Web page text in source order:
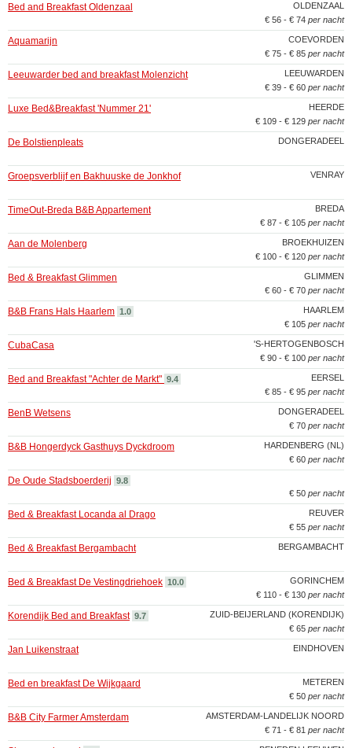
OLDENZAAL
Bed and Breakfast Oldenzaal
€ 56 - € 74 per nacht
COEVORDEN
Aquamarijn
€ 75 - € 85 per nacht
LEEUWARDEN
Leeuwarder bed and breakfast Molenzicht
€ 39 - € 60 per nacht
HEERDE
Luxe Bed&Breakfast 'Nummer 21'
€ 109 - € 129 per nacht
DONGERADEEL
De Bolstienpleats
VENRAY
Groepsverblijf en Bakhuuske de Jonkhof
BREDA
TimeOut-Breda B&B Appartement
€ 87 - € 105 per nacht
BROEKHUIZEN
Aan de Molenberg
€ 100 - € 120 per nacht
GLIMMEN
Bed & Breakfast Glimmen
€ 60 - € 70 per nacht
HAARLEM
B&B Frans Hals Haarlem 1.0
€ 105 per nacht
'S-HERTOGENBOSCH
CubaCasa
€ 90 - € 100 per nacht
EERSEL
Bed and Breakfast "Achter de Markt" 9.4
€ 85 - € 95 per nacht
DONGERADEEL
BenB Wetsens
€ 70 per nacht
HARDENBERG (NL)
B&B Hongerdyck Gasthuys Dyckdroom
€ 60 per nacht
De Oude Stadsboerderij 9.8
€ 50 per nacht
REUVER
Bed & Breakfast Locanda al Drago
€ 55 per nacht
BERGAMBACHT
Bed & Breakfast Bergambacht
GORINCHEM
Bed & Breakfast De Vestingdriehoek 10.0
€ 110 - € 130 per nacht
ZUID-BEIJERLAND (KORENDIJK)
Korendijk Bed and Breakfast 9.7
€ 65 per nacht
EINDHOVEN
Jan Luikenstraat
METEREN
Bed en breakfast De Wijkgaard
€ 50 per nacht
AMSTERDAM-LANDELIJK NOORD
B&B City Farmer Amsterdam
€ 71 - € 81 per nacht